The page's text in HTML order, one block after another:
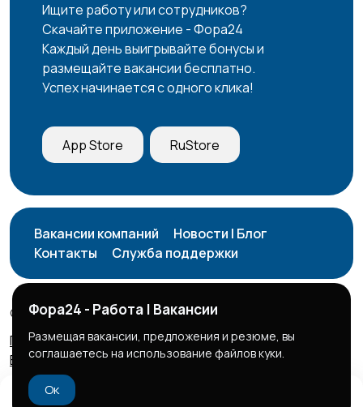
Ищите работу или сотрудников?
Скачайте приложение - Фора24
Каждый день выигрывайте бонусы и
размещайте вакансии бесплатно.
Успех начинается с одного клика!
App Store RuStore
Вакансии компаний
Новости | Блог
Контакты
Служба поддержки
© 2026 Фора24 | Вакансии
Правила сервиса
Политика конфиденциальности
Бизнес тарифы
Безопасные сделки
Фора24 - Работа | Вакансии
Размещая вакансии, предложения и резюме, вы
соглашаетесь на использование файлов куки.
Ок